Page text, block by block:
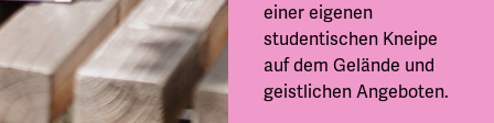
einer eigenen
studentischen Kneipe
auf dem Gelände und
geistlichen Angeboten.